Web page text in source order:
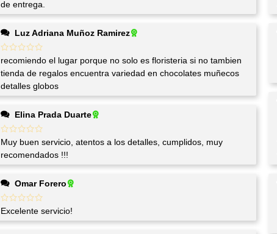
de entrega.
Luz Adriana Muñoz Ramirez
recomiendo el lugar porque no solo es floristeria si no tambien
tienda de regalos encuentra variedad en chocolates muñecos
detalles globos
Elina Prada Duarte
Muy buen servicio, atentos a los detalles, cumplidos, muy
recomendados !!!
Omar Forero
Excelente servicio!